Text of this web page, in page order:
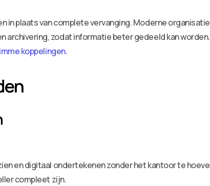
in plaats van complete vervanging. Moderne
zodat informatie beter gedeeld kan
koppelingen.
en digitaal ondertekenen zonder het kantoor te
compleet zijn.